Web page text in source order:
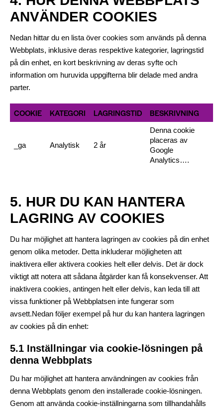
ANVÄNDER COOKIES
Nedan hittar du en lista över cookies som används på denna
Webbplats, inklusive deras respektive kategorier, lagringstid
på din enhet, en kort beskrivning av deras syfte och
information om huruvida uppgifterna blir delade med andra
parter.
COOKIE KATEGORI LAGRINGSTID BESKRIVNING
_ga Analytisk 2 år
Denna cookie
placeras av
Google
Analytics….
5. HUR DU KAN HANTERA
LAGRING AV COOKIES
Du har möjlighet att hantera lagringen av cookies på din enhet
genom olika metoder. Detta inkluderar möjligheten att
inaktivera eller aktivera cookies helt eller delvis. Det är dock
viktigt att notera att sådana åtgärder kan få konsekvenser. Att
inaktivera cookies, antingen helt eller delvis, kan leda till att
vissa funktioner på Webbplatsen inte fungerar som
avsett.Nedan följer exempel på hur du kan hantera lagringen
av cookies på din enhet:
5.1 Inställningar via cookie-lösningen på
denna Webbplats
Du har möjlighet att hantera användningen av cookies från
denna Webbplats genom den installerade cookie-lösningen.
Genom att använda cookie-inställningarna som tillhandahålls